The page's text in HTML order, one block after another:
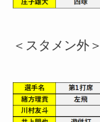
＜スタメン外＞